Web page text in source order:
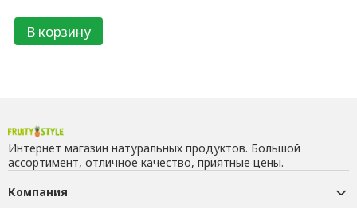
В корзину
Интернет магазин натуральных продуктов. Большой
ассортимент, отличное качество, приятные цены.
Компания